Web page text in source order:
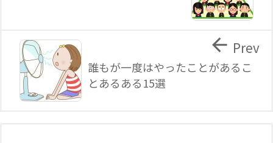
誰もが一度はやったことがあるこ
とあるある15選
 Prev